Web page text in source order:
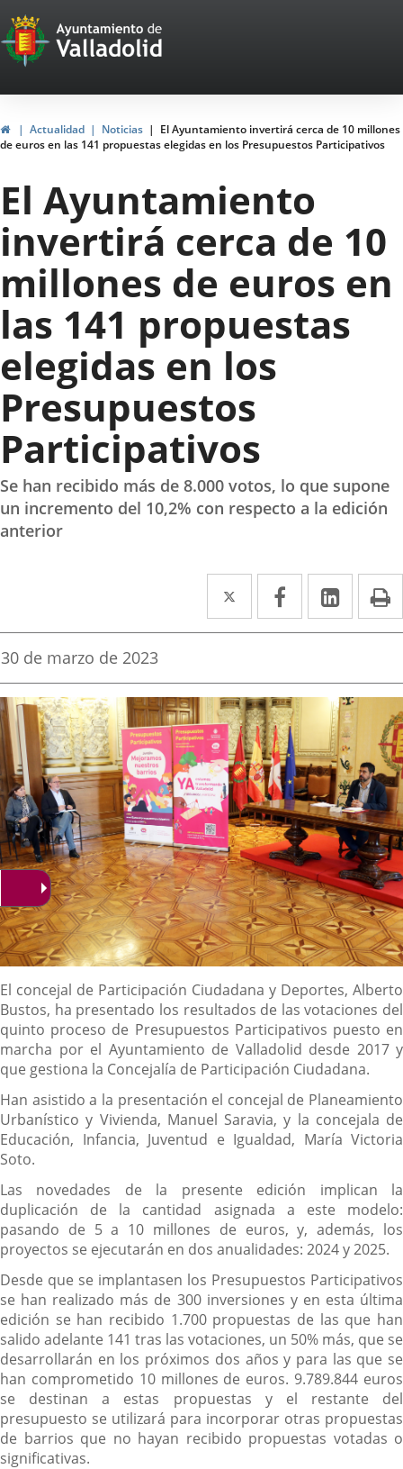
Portal
Web
del
Ayuntamiento
de
Valladolid
InicioActualidad Noticias
El Ayuntamiento invertirá cerca de 10 millones
de euros en las 141 propuestas elegidas en los Presupuestos Participativos
El Ayuntamiento
invertirá cerca de 10
millones de euros en
las 141 propuestas
elegidas en los
Presupuestos
Participativos
Se han recibido más de 8.000 votos, lo que supone
un incremento del 10,2% con respecto a la edición
anterior
Twitter
Enlace
a
aplicación
externa.
Facebook
Enlace
a
aplicación
externa.
Enlace
a
Fecha
la
noticia
30 de marzo de 2023
Descripción
El concejal de Participación Ciudadana y Deportes, Alberto
Bustos, ha presentado los resultados de las votaciones del
quinto proceso de Presupuestos Participativos puesto en
marcha por el Ayuntamiento de Valladolid desde 2017 y
que gestiona la Concejalía de Participación Ciudadana.
Han asistido a la presentación el concejal de Planeamiento
Urbanístico y Vivienda, Manuel Saravia, y la concejala de
Educación, Infancia, Juventud e Igualdad, María Victoria
Soto.
Las novedades de la presente edición implican la
duplicación de la cantidad asignada a este modelo:
pasando de 5 a 10 millones de euros, y, además, los
proyectos se ejecutarán en dos anualidades: 2024 y 2025.
Desde que se implantasen los Presupuestos Participativos
se han realizado más de 300 inversiones y en esta última
edición se han recibido 1.700 propuestas de las que han
salido adelante 141 tras las votaciones, un 50% más, que se
desarrollarán en los próximos dos años y para las que se
han comprometido 10 millones de euros. 9.789.844 euros
se destinan a estas propuestas y el restante del
presupuesto se utilizará para incorporar otras propuestas
de barrios que no hayan recibido propuestas votadas o
significativas.